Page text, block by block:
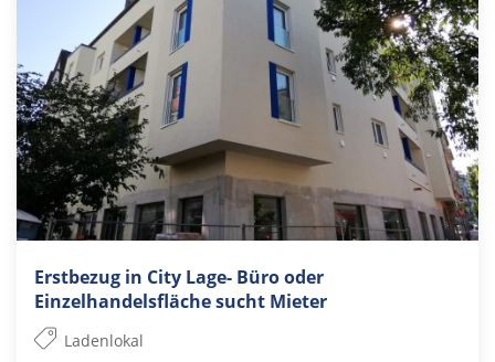
Erstbezug in City Lage- Büro oder
Einzelhandelsfläche sucht Mieter
Ladenlokal